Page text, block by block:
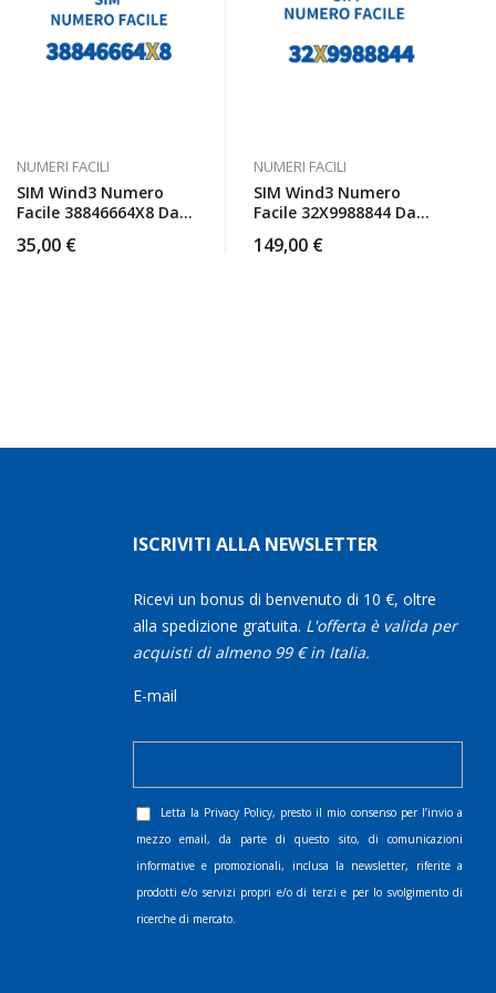
NUMERI FACILI
SIM Wind3 Numero
Facile 38846664X8 Da
35,00 €
NUMERI FACILI
SIM Wind3 Numero
Facile 32X9988844 Da
149,00 €
ISCRIVITI ALLA NEWSLETTER
Ricevi un bonus di benvenuto di 10 €, oltre
alla spedizione gratuita. L'offerta è valida per
acquisti di almeno 99 € in Italia.
E-mail
Letta la Privacy Policy, presto il mio consenso per l’invio a
mezzo email, da parte di questo sito, di comunicazioni
informative e promozionali, inclusa la newsletter, riferite a
prodotti e/o servizi propri e/o di terzi e per lo svolgimento di
ricerche di mercato.